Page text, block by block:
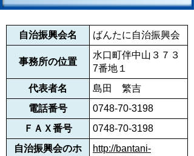
自治振興会名 ばんたに自治振興会
事務所の位置
水口町伴中山３７３
7番地１
代表者名
島田 繁吉
電話番号
0748-70-3198
ＦＡＸ番号
0748-70-3198
自治振興会のホ
http://bantani-